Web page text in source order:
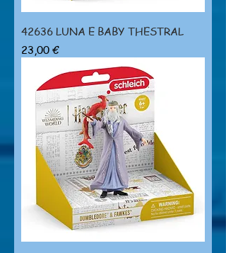
42636 LUNA E BABY THESTRAL
Prezzo
23,00 €